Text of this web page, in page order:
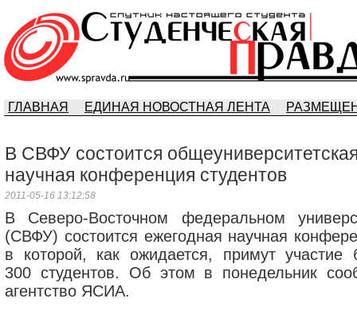
ГЛАВНАЯ ЕДИНАЯ НОВОСТНАЯ ЛЕНТА
В СВФУ состоится
научная конференция студентов
2011-05-16 13:12:58
В Северо-Восточном федеральном
(СВФУ) состоится ежегодная научная
в которой, как ожидается, примут участие
300 студентов. Об этом в понедельник
агентство ЯСИА.